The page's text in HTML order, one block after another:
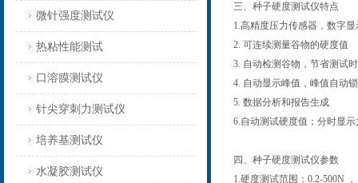
微针强度测试仪
热粘性能测试
口溶膜测试仪
针尖穿刺力测试仪
培养基测试仪
水凝胶测试仪
三、种子硬度测试仪特点
1.高精度压力传感器，数字显
2. 可连续测量谷物的硬度值
3. 自动检测谷物，节省测试
4. 自动显示峰值，峰值自动
5. 数据分析和报告生成
6.自动测试硬度值；分时显
四、种子硬度测试仪参数
1.硬度测试范围：0.2-500N ，